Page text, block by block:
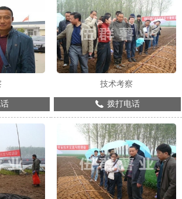
技术考察
拨打电话